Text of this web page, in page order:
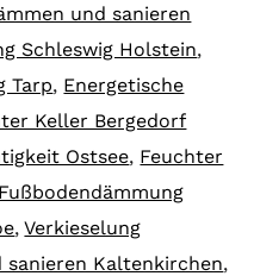
und sanieren
Schleswig Holstein,
Tarp, Energetische
Keller Bergedorf
Ostsee, Feuchter
Fußbodendämmung
,Verkieselung
sanieren Kaltenkirchen,